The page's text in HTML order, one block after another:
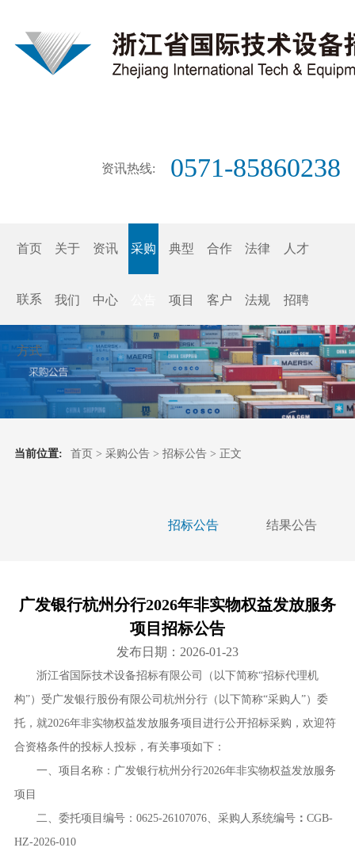
资讯热线: 0571-85860238
首页 关于
我们
资讯
中心
采购 典型
项目
合作
客户
法律
法规
人才
招聘
联系
方式
当前位置: 首页 > 采购公告> 招标公告> 正文
招标公告 结果公告
广发银行杭州分行2026年非实物权益发放服务
项目招标公告
发布日期：2026-01-23
浙江省国际技术设备招标有限公司（以下简称“招标代理机
构”）受广发银行股份有限公司杭州分行（以下简称“采购人”）委
托，就2026年非实物权益发放服务项目进行公开招标采购，欢迎符
合资格条件的投标人投标，有关事项如下：
一、项目名称：广发银行杭州分行2026年非实物权益发放服务
项目
二、委托项目编号： 0625-26107076、采购人系统编号： CGB-
HZ-2026-010